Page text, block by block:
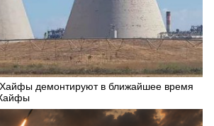
демонтируют в ближайшее время